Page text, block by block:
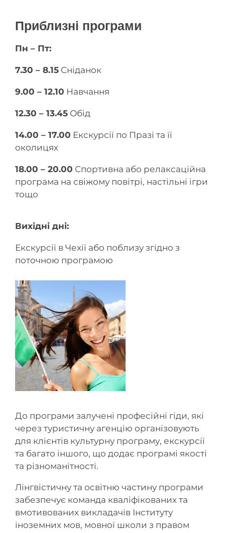
Приблизні програми
Пн – Пт:
7.30 – 8.15 Сніданок
9.00 – 12.10 Навчання
12.30 – 13.45 Обід
14.00 – 17.00 Екскурсії по Празі та її
околицях
18.00 – 20.00 Спортивна або релаксаційна
програма на свіжому повітрі, настільні ігри
тощо
Вихідні дні:
Екскурсії в Чехії або поблизу згідно з
поточною програмою
До програми залучені професійні гіди, які
через туристичну агенцію організовують
для клієнтів культурну програму, екскурсії
та багато іншого, що додає програмі якості
та різноманітності.
Лінгвістичну та освітню частину програми
забезпечує команда кваліфікованих та
вмотивованих викладачів Інституту
іноземних мов, мовної школи з правом